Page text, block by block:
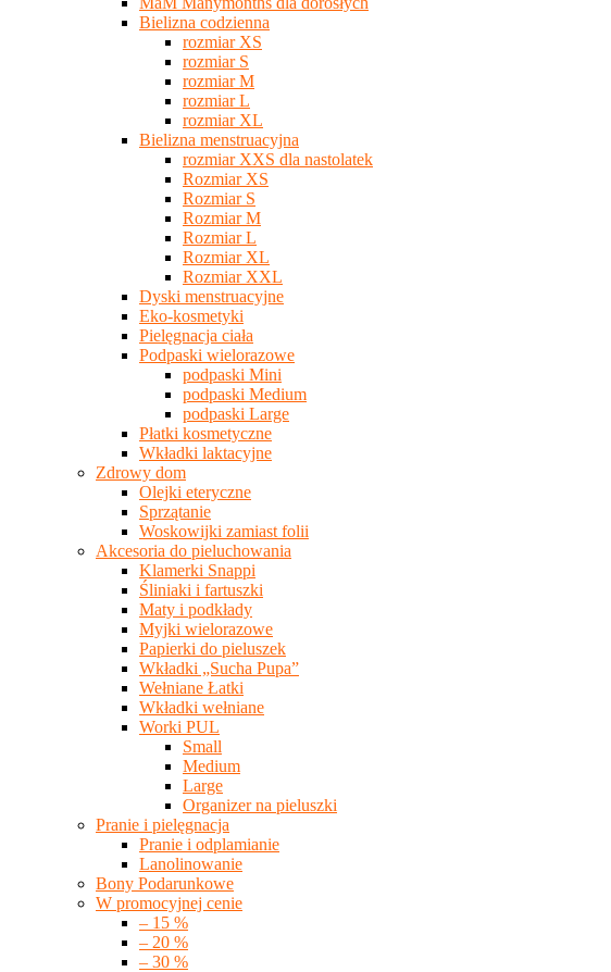
Bielizna codzienna
rozmiar XS
rozmiar S
rozmiar M
rozmiar L
rozmiar XL
Bielizna menstruacyjna
rozmiar XXS dla nastolatek
Rozmiar XS
Rozmiar S
Rozmiar M
Rozmiar L
Rozmiar XL
Rozmiar XXL
Dyski menstruacyjne
Eko-kosmetyki
Pielęgnacja ciała
Podpaski wielorazowe
podpaski Mini
podpaski Medium
podpaski Large
Płatki kosmetyczne
Wkładki laktacyjne
Zdrowy dom
Olejki eteryczne
Sprzątanie
Woskowijki zamiast folii
Akcesoria do pieluchowania
Klamerki Snappi
Śliniaki i fartuszki
Maty i podkłady
Myjki wielorazowe
Papierki do pieluszek
Wkładki „Sucha Pupa”
Wełniane Łatki
Wkładki wełniane
Worki PUL
Small
Medium
Large
Organizer na pieluszki
Pranie i pielęgnacja
Pranie i odplamianie
Lanolinowanie
Bony Podarunkowe
W promocyjnej cenie
– 15 %
– 20 %
– 30 %